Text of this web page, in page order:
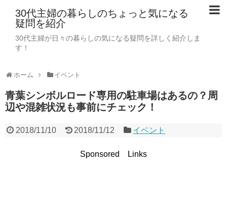
30代主婦の暮らしのちょっと気になる
疑問を紹介
30代主婦が日々の暮らしの気になる疑問を詳しく紹介しま
す！
ホーム イベント
青葉シンボルロード専用の駐車場はあるの？周
辺や混雑状況も事前にチェック！
2018/11/10 2018/11/12 イベント
Sponsored Links